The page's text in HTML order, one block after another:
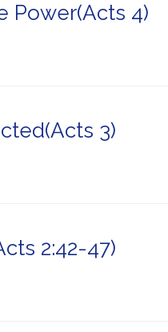
Power(Acts 4)
3)
2:42-47)